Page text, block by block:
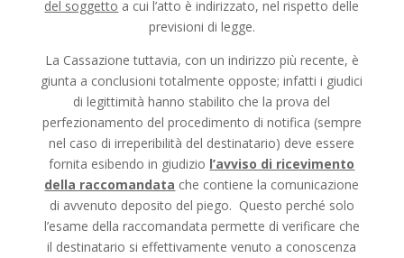
del soggetto a cui l’atto è indirizzato, nel rispetto delle
previsioni di legge.
La Cassazione tuttavia, con un indirizzo più recente, è
giunta a conclusioni totalmente opposte; infatti i giudici
di legittimità hanno stabilito che la prova del
perfezionamento del procedimento di notifica (sempre
nel caso di irreperibilità del destinatario) deve essere
fornita esibendo in giudizio l’avviso di ricevimento
della raccomandata che contiene la comunicazione
di avvenuto deposito del piego. Questo perché solo
l’esame della raccomandata permette di verificare che
il destinatario si effettivamente venuto a conoscenza